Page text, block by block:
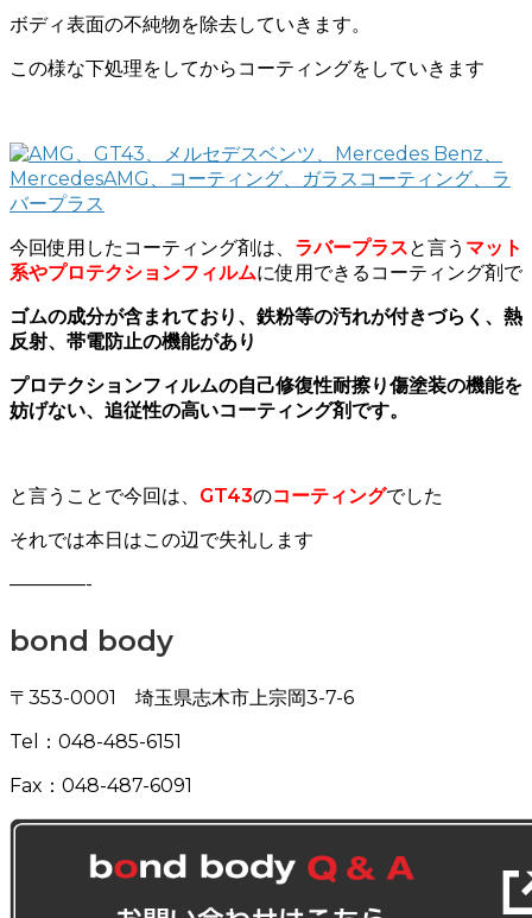
ボディ表面の不純物を除去していきます。
この様な下処理をしてからコーティングをしていきます
今回使用したコーティング剤は、 ラバープラスと言う マット
系やプロテクションフィルムに使用できるコーティング剤で
ゴムの成分が含まれており、鉄粉等の汚れが付きづらく、熱
反射、帯電防止の機能があり
プロテクションフィルムの自己修復性耐擦り傷塗装の機能を
妨げない、追従性の高いコーティング剤です。
と言うことで今回は、 GT43のコーティングでした
それでは本日はこの辺で失礼します
————-
bond body
〒353-0001 埼玉県志木市上宗岡3-7-6
Tel：048-485-6151
Fax：048-487-6091